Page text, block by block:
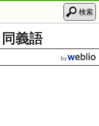
検索
義語